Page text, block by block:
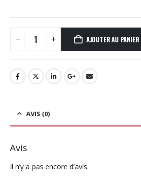
AJOUTER AU PANIER
AVIS (0)
Avis
Il n’y a pas encore d’avis.